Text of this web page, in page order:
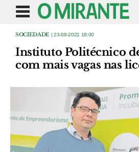
SOCIEDADE | 23-08-2021 18:00
Instituto Politécnico
com mais vagas nas